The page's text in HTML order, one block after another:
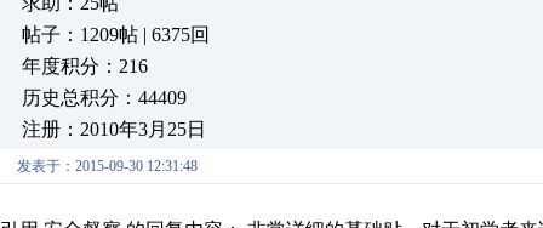
帖子：1209帖 | 6375回
年度积分：216
历史总积分：44409
注册：2010年3月25日
发表于：2015-09-30 12:31:48